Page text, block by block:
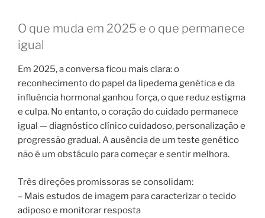
O que muda em 2025 e o que permanece
igual
Em 2025, a conversa ficou mais clara: o
reconhecimento do papel da lipedema genética e da
influência hormonal ganhou força, o que reduz estigma
e culpa. No entanto, o coração do cuidado permanece
igual — diagnóstico clínico cuidadoso, personalização e
progressão gradual. A ausência de um teste genético
não é um obstáculo para começar e sentir melhora.
Três direções promissoras se consolidam:
– Mais estudos de imagem para caracterizar o tecido
adiposo e monitorar resposta